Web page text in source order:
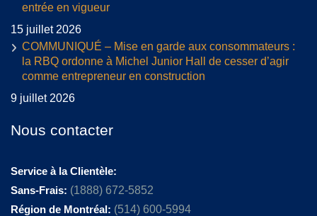
entrée en vigueur
15 juillet 2026
COMMUNIQUÉ – Mise en garde aux consommateurs :
la RBQ ordonne à Michel Junior Hall de cesser d’agir
comme entrepreneur en construction
9 juillet 2026
Nous contacter
Service à la Clientèle:
Sans-Frais: (1888) 672-5852
Région de Montréal: (514) 600-5994